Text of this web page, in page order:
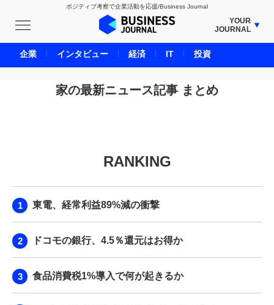
ポジティブ考察で企業活動を応援/Business Journal
YOUR
JOURNAL
BUSINESS JOURNAL
UNICORN JOURNAL
CARBON CREDITS JOURNAL
LIFE ENDING JOURNAL
BPaaS JOURNAL
家の最新ニュース記事 まとめ
RANKING
東電、経常利益89%減の衝撃
ドコモの銀行、4.5％還元はお得か
食品消費税1%導入で何が起きるか
企業 インタビュー 経済 IT 投資